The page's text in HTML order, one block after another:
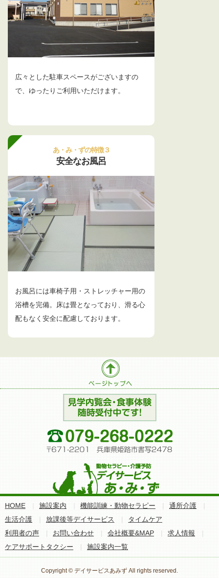
広々とした駐車スペースがございますの
で、ゆったりご利用いただけます。
あ・み・ずの特徴３
安全なお風呂
お風呂には車椅子用・ストレッチャー用の
浴槽を完備。床は畳となっており、滑る心
配もなく安全に配慮しております。
HOME | 施設案内 | 機能訓練・動物セラピー | 通所介護
|
生活介護
| 放課後等デイサービス |
タイムケア
利用者の声
| お問い合わせ | 会社概要&MAP | 求人情報
|
ケアサポートタクシー
| 施設案内一覧
Copyright © デイサービスあみず All rights reserved.